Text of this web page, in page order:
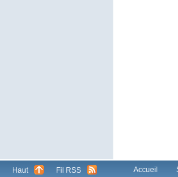
Haut Fil RSS Accueil